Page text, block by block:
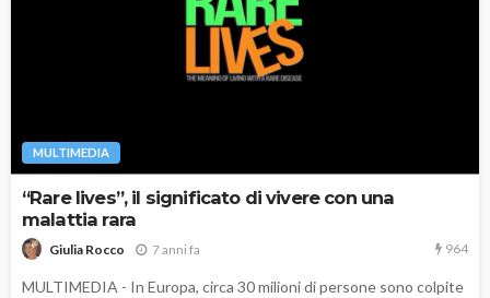
MULTIMEDIA
“Rare lives”, il significato di vivere con una
malattia rara
Giulia Rocco 7 anni fa 964
MULTIMEDIA - In Europa, circa 30 milioni di persone sono colpite